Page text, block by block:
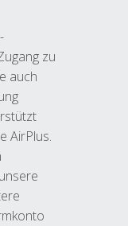
zu
auch
AirPlus.